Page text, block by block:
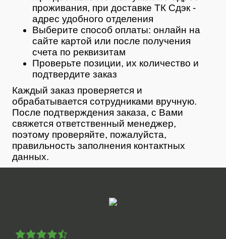
проживания, при доставке ТК Сдэк -
адрес удобного отделения
Выберите способ оплаты: онлайн на
сайте картой или после получения
счета по реквизитам
Проверьте позиции, их количество и
подтвердите заказ
Каждый заказ проверяется и
обрабатывается сотрудниками вручную.
После подтверждения заказа, с Вами
свяжется ответственный менеджер,
поэтому проверяйте, пожалуйста,
правильность заполнения контактных
данных.